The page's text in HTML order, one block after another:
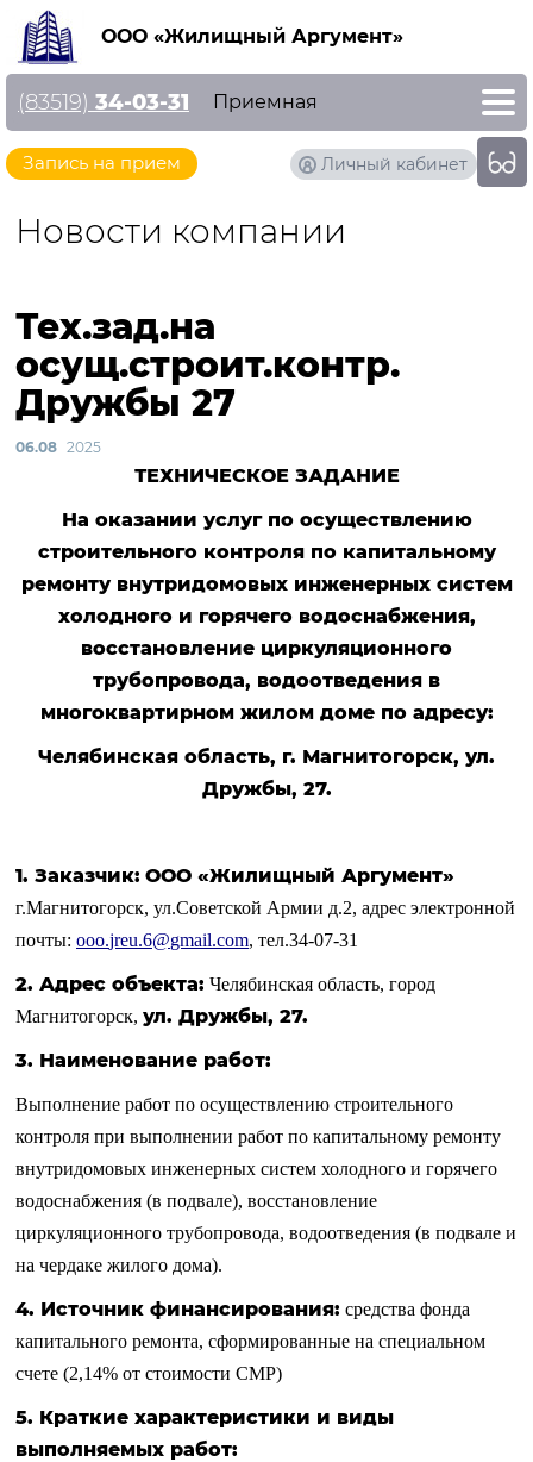
ООО «Жилищный Аргумент»
Запись на прием
(83519) 34-03-31 Приемная
Личный кабинет
Новости компании
Тех.зад.на
осущ.строит.контр.
Дружбы 27
06.08 2025
ТЕХНИЧЕСКОЕ ЗАДАНИЕ
На оказании услуг по осуществлению
строительного контроля по капитальному
ремонту внутридомовых инженерных систем
холодного и горячего водоснабжения,
восстановление циркуляционного
трубопровода, водоотведения в
многоквартирном жилом доме по адресу:
Челябинская область, г. Магнитогорск, ул.
Дружбы, 27.
1. Заказчик: ООО «Жилищный Аргумент»
г.Магнитогорск, ул.Советской Армии д.2, адрес электронной
почты: ooo.jreu.6@gmail.com, тел.34-07-31
2. Адрес объекта: Челябинская область, город
Магнитогорск, ул. Дружбы, 27.
3. Наименование работ:
Выполнение работ по осуществлению строительного
контроля при выполнении работ по капитальному ремонту
внутридомовых инженерных систем холодного и горячего
водоснабжения (в подвале), восстановление
циркуляционного трубопровода, водоотведения (в подвале и
на чердаке жилого дома).
4. Источник финансирования: средства фонда
капитального ремонта, сформированные на специальном
счете (2,14% от стоимости СМР)
5. Краткие характеристики и виды
выполняемых работ: